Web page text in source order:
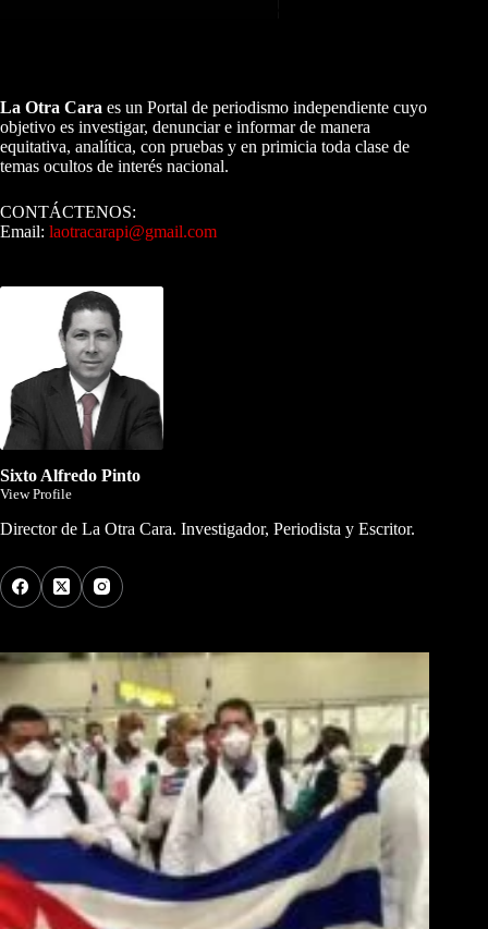
La Otra Cara es un Portal de periodismo independiente cuyo
objetivo es investigar, denunciar e informar de manera
equitativa, analítica, con pruebas y en primicia toda clase de
temas ocultos de interés nacional.
CONTÁCTENOS:
Email: laotracarapi@gmail.com
Sixto Alfredo Pinto
View Profile
Director de La Otra Cara. Investigador, Periodista y Escritor.